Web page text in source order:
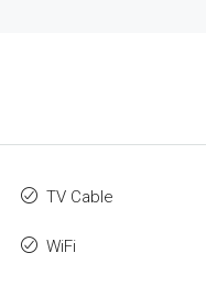
TV Cable
WiFi